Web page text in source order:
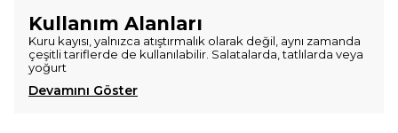
Kullanım Alanları
Kuru kayısı, yalnızca atıştırmalık olarak değil, aynı zamanda
çeşitli tariflerde de kullanılabilir. Salatalarda, tatlılarda veya
yoğurt
Devamını Göster